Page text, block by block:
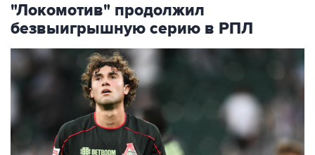
"Локомотив" продолжил
безвыигрышную серию в РПЛ